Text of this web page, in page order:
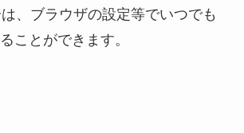
、ブラウザの設定等でいつでも
ことができます。